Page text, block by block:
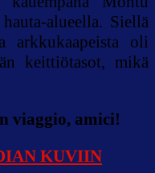
alueella. Siellä
arkkukaapeista oli
keittiötasot, mikä
viaggio, amici!
KUVIIN